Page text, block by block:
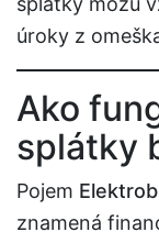
úroky z
Ako
splátky
Pojem
znamená